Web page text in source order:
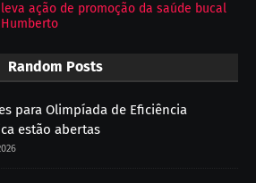
ação de promoção da saúde bucal
Random Posts
para Olimpíada de Eficiência
estão abertas